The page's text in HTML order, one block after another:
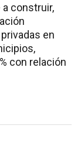
a construir,
en
con relación